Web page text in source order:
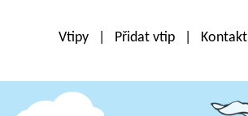
Vtipy Přidat vtip Kontakt